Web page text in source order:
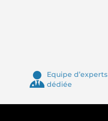
Equipe d’experts
dédiée